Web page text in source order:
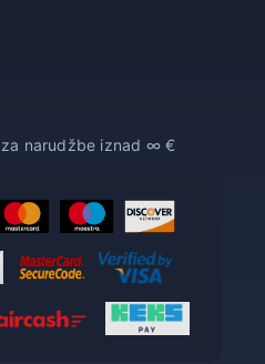
za narudžbe iznad ∞ €